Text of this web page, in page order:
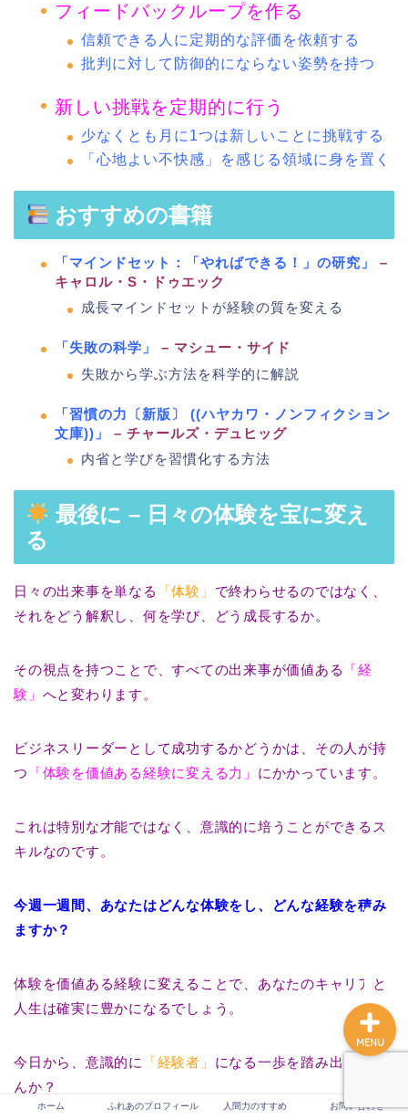
フィードバックループを作る
信頼できる人に定期的な評価を依頼する
批判に対して防御的にならない姿勢を持つ
新しい挑戦を定期的に行う
少なくとも月に1つは新しいことに挑戦する
「心地よい不快感」を感じる領域に身を置く
おすすめの書籍
「マインドセット：「やればできる！」の研究」
–
キャロル・S・ドゥエック
成長マインドセットが経験の質を変える
「失敗の科学」
– マシュー・サイド
失敗から学ぶ方法を科学的に解説
「習慣の力〔新版〕 ((ハヤカワ・ノンフィクション
文庫)) 」
– チャールズ・デュヒッグ
内省と学びを習慣化する方法
最後に – 日々の体験を宝に変え
る
日々の出来事を単なる 「体験」 で終わらせるのではなく、
それをどう解釈し、何を学び、どう成長するか。
その視点を持つことで、すべての出来事が価値ある
「経
験」 へと変わります。
ビジネスリーダーとして成功するかどうかは、その人が持
つ
「体験を価値ある経験に変える力」 にかかっています。
これは特別な才能ではなく、意識的に培うことができるス
キルなのです。
今週一週間、あなたはどんな体験をし、どんな経験を積み
ますか？
体験を価値ある経験に変えることで、あなたのキャリアと
人生は確実に豊かになるでしょう。
今日から、意識的に 「経験者」 になる一歩を踏み出しませ
んか？
ホーム ふれあのプロフィール 人間力のすすめ お問い合わせ
MENU
ホーム
ふれあのプロフィール